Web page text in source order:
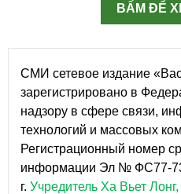
BẤM ĐỂ
СМИ сетевое издание
зарегистрировано в
надзору в сфере связи,
технологий и массовых
Регистрационный номер
информации Эл № ФС77-
г. Учредитель Ха Вьет